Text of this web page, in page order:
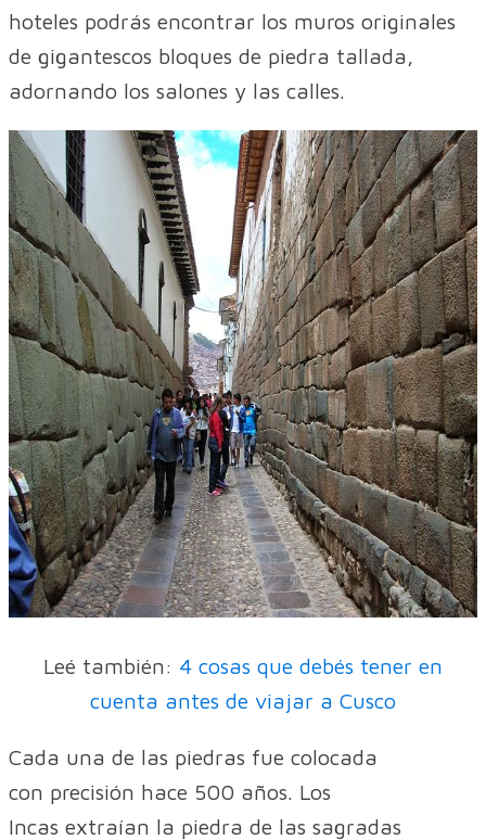
hoteles podrás encontrar los muros originales
de gigantescos bloques de piedra tallada,
adornando los salones y las calles.
Leé también: 4 cosas que debés tener en
cuenta antes de viajar a Cusco
Cada una de las piedras fue colocada
con precisión hace 500 años. Los
Incas extraían la piedra de las sagradas